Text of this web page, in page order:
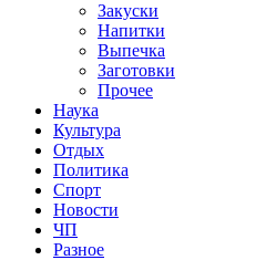
Закуски
Напитки
Выпечка
Заготовки
Прочее
Наука
Культура
Отдых
Политика
Спорт
Новости
ЧП
Разное